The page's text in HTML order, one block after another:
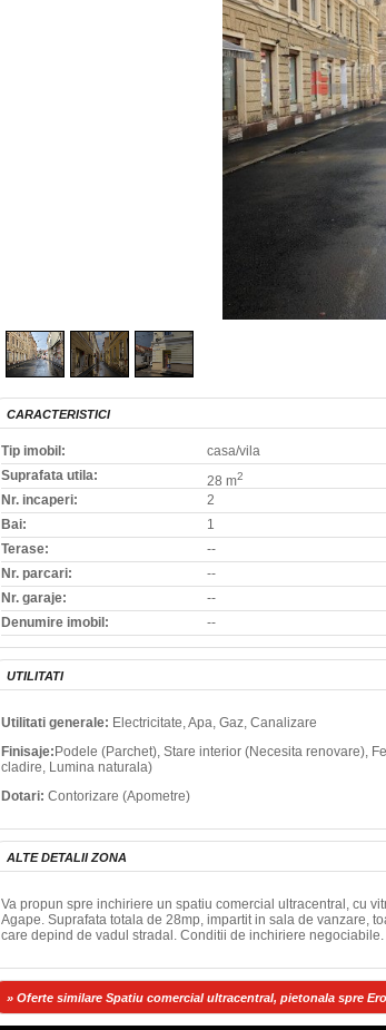
CARACTERISTICI
Tip imobil:
casa/vila
Suprafata utila:
28 m2
Nr. incaperi:
2
Bai:
1
Terase:
--
Nr. parcari:
--
Nr. garaje:
--
Denumire imobil:
--
UTILITATI
Utilitati generale: Electricitate, Apa, Gaz, Canalizare
Finisaje: Podele (Parchet), Stare interior (Necesita renovare),
cladire, Lumina naturala)
Dotari: Contorizare (Apometre)
ALTE DETALII ZONA
Va propun spre inchiriere un spatiu comercial ultracentral, cu
Agape. Suprafata totala de 28mp, impartit in sala de vanzare,
care depind de vadul stradal. Conditii de inchiriere negociabile.
» Oferte similare Spatiu comercial ultracentral, pietonala spre